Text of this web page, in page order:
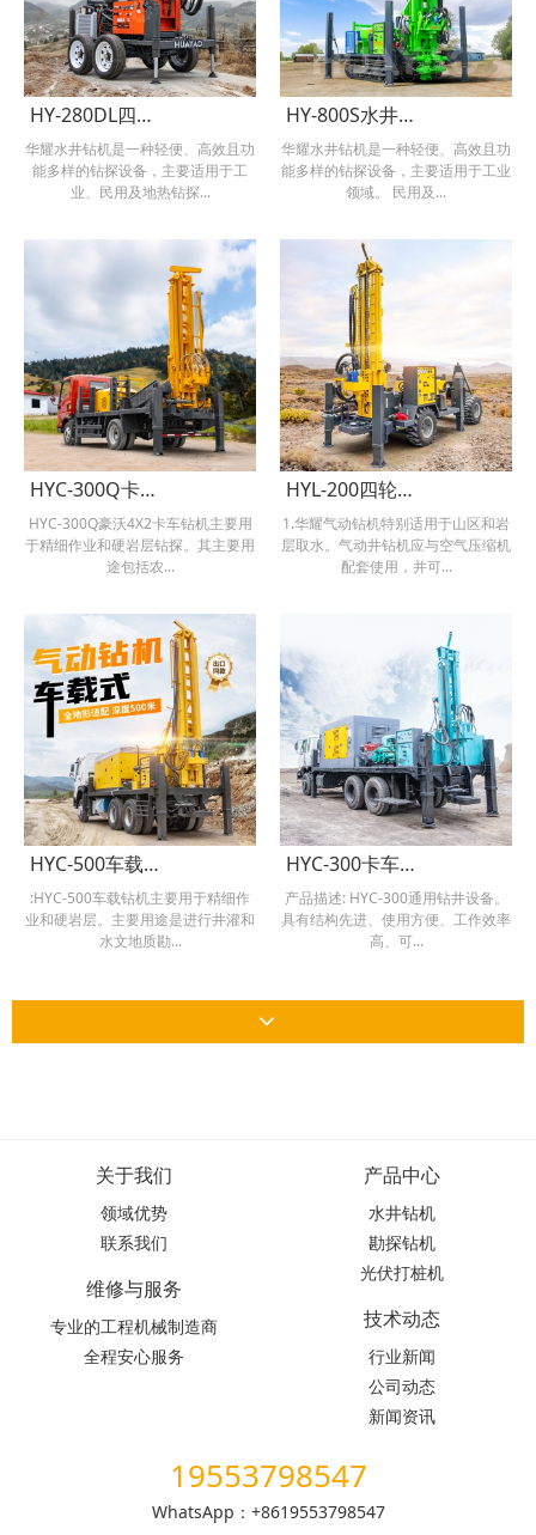
HY-280DL四轮水气两用钻机
华耀水井钻机是一种轻便、高效且功
能多样的钻探设备，主要适用于工
业、民用及地热钻探...
HY-800S水井钻机带双夹持器
华耀水井钻机是一种轻便、高效且功
能多样的钻探设备，主要适用于工业
领域。 民用及...
HYC-300Q卡车载式水井钻机4×2
HYC-300Q豪沃4X2卡车钻机主要用
于精细作业和硬岩层钻探。其主要用
途包括农...
HYL-200四轮气钻带泥浆泵
1.华耀气动钻机特别适用于山区和岩
层取水。气动井钻机应与空气压缩机
配套使用，并可...
HYC-500车载气动钻机
:HYC-500车载钻机主要用于精细作
业和硬岩层。主要用途是进行井灌和
水文地质勘...
HYC-300卡车钻机
产品描述: HYC-300通用钻井设备。
具有结构先进、使用方便、工作效率
高、可...
关于我们
领域优势
联系我们
产品中心
水井钻机
勘探钻机
光伏打桩机
维修与服务
专业的工程机械制造商
全程安心服务
技术动态
行业新闻
公司动态
新闻资讯
19553798547
WhatsApp：+8619553798547